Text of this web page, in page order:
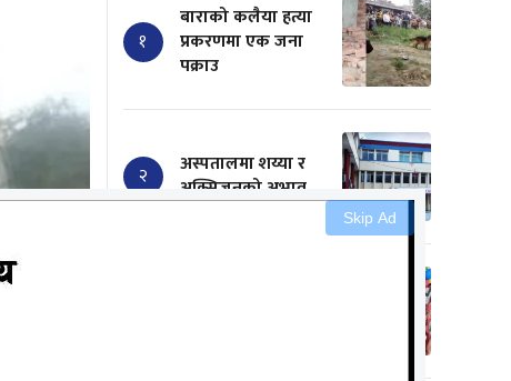
Skip Ad
१
बाराको कलैया हत्या
प्रकरणमा एक जना
पक्राउ
२
अस्पतालमा शय्या र
अक्सिजनको अभाव